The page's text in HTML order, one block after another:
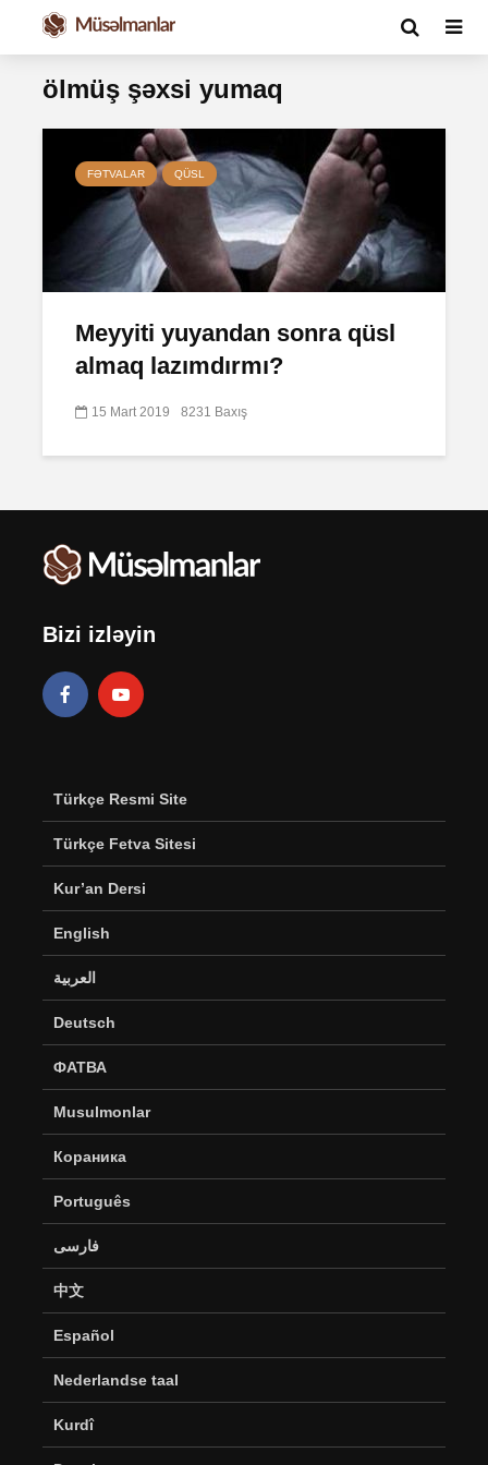
ölmüş şəxsi yumaq
FƏTVALAR QÜSL
Meyyiti yuyandan sonra qüsl
almaq lazımdırmı?
15 Mart 2019 8231 Baxış
Bizi izləyin
Türkçe Resmi Site
Türkçe Fetva Sitesi
Kur’an Dersi
English
العربية
Deutsch
ФАТВА
Musulmonlar
Кораника
Português
فارسی
中文
Español
Nederlandse taal
Kurdî